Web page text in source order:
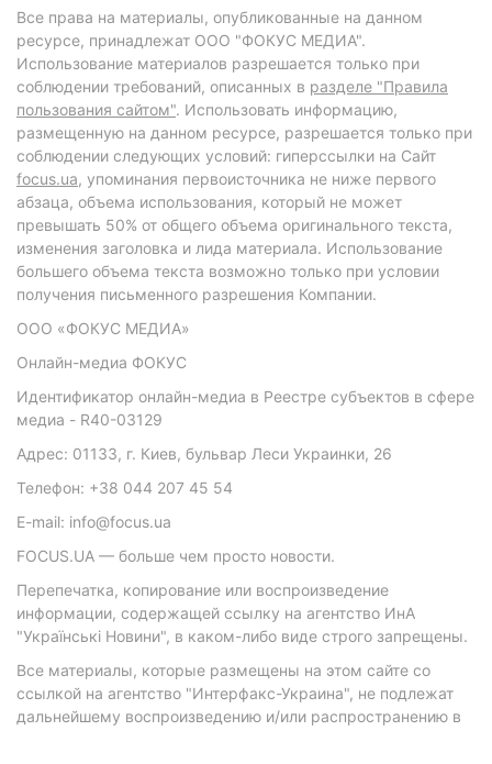
Все права на материалы, опубликованные на данном
ресурсе, принадлежат ООО "ФОКУС МЕДИА".
Использование материалов разрешается только при
соблюдении требований, описанных в разделе "Правила
пользования сайтом". Использовать информацию,
размещенную на данном ресурсе, разрешается только при
соблюдении следующих условий: гиперссылки на Сайт
focus.ua, упоминания первоисточника не ниже первого
абзаца, объема использования, который не может
превышать 50% от общего объема оригинального текста,
изменения заголовка и лида материала. Использование
большего объема текста возможно только при условии
получения письменного разрешения Компании.
ООО «ФОКУС МЕДИА»
Онлайн-медиа ФОКУС
Идентификатор онлайн-медиа в Реестре субъектов в сфере
медиа - R40-03129
Адрес: 01133, г. Киев, бульвар Леси Украинки, 26
Телефон: +38 044 207 45 54
E-mail: info@focus.ua
FOCUS.UA — больше чем просто новости.
Перепечатка, копирование или воспроизведение
информации, содержащей ссылку на агентство ИнА
"Українські Новини", в каком-либо виде строго запрещены.
Все материалы, которые размещены на этом сайте со
ссылкой на агентство "Интерфакс-Украина", не подлежат
дальнейшему воспроизведению и/или распространению в